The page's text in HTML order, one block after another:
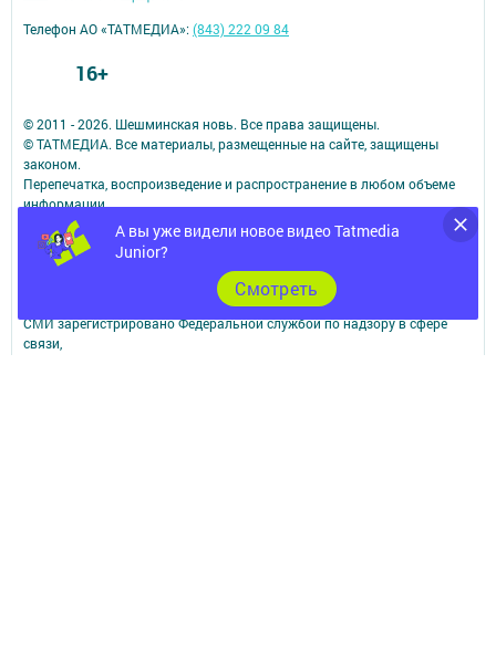
А вы уже видели новое видео Tatmedia
Junior?
Cмотреть
© 2011 - 2026. Шешминская новь. Все права защищены.
© ТАТМЕДИА. Все материалы, размещенные на сайте, защищены
законом.
Перепечатка, воспроизведение и распространение в любом объеме
информации,
размещенной на сайте, возможна только с письменного согласия
редакций СМИ.
При поддержке Республиканского агентства по печати и массовым
Наименование СМИ: Шешминская новь
СМИ зарегистрировано Федеральной службой по надзору в сфере
связи,
Телефон АО «ТАТМЕДИА»:(843) 222 09 84
16+